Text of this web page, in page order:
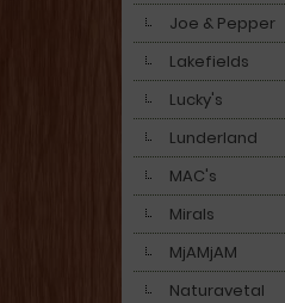
Joe & Pepper
Lakefields
Lucky's
Lunderland
MAC's
Mirals
MjAMjAM
Naturavetal